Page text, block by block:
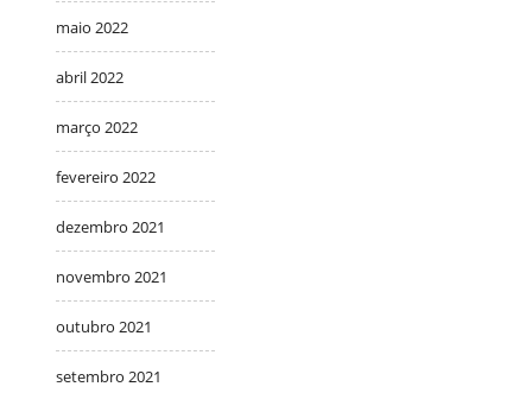
maio 2022
abril 2022
março 2022
fevereiro 2022
dezembro 2021
novembro 2021
outubro 2021
setembro 2021